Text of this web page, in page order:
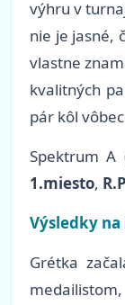
výhru v
nie je jasné,
vlastne
kvalitných
pár kôl
Spektrum A
1.miesto,
Výsledky na
Grétka